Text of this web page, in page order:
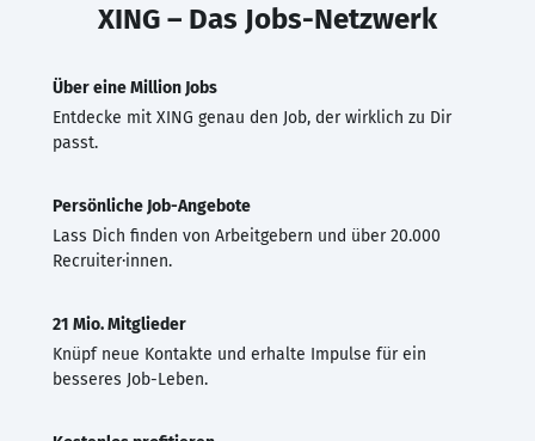
XING – Das Jobs-Netzwerk
Über eine Million Jobs
Entdecke mit XING genau den Job, der wirklich zu Dir
passt.
Persönliche Job-Angebote
Lass Dich finden von Arbeitgebern und über 20.000
Recruiter·innen.
21 Mio. Mitglieder
Knüpf neue Kontakte und erhalte Impulse für ein
besseres Job-Leben.